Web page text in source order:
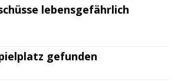
lebensgefährlich
gefunden